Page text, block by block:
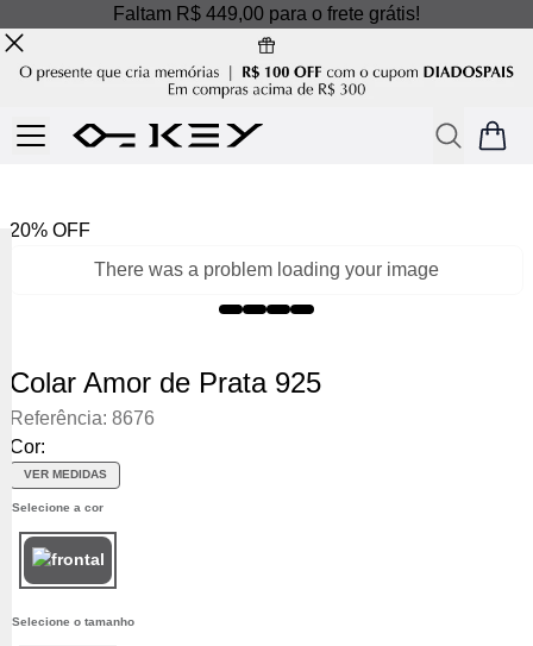
Faltam R$ 449,00 para o frete grátis!
20% OFF
There was a problem loading your image
Colar Amor de Prata 925
Referência: 8676
Cor:
VER MEDIDAS